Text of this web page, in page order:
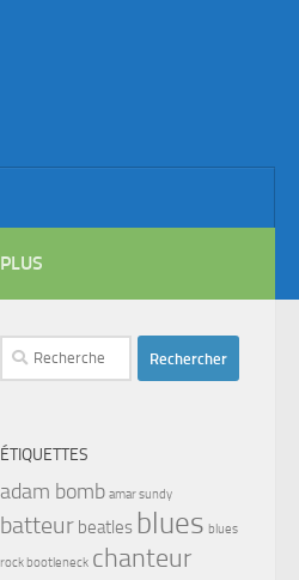
PLUS
Rechercher :
ÉTIQUETTES
adam bomb amar sundy
batteur beatles blues blues
rock bootleneck chanteur